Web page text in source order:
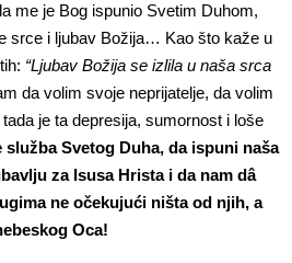
me je Bog ispunio Svetim Duhom,
srce i ljubav Božija… Kao što kaže u
“Ljubav Božija se izlila u naša srca
da volim svoje neprijatelje, da volim
je ta depresija, sumornost i loše
služba Svetog Duha, da ispuni naša
za Isusa Hrista i da nam dâ
ne očekujući ništa od njih, a
Oca!